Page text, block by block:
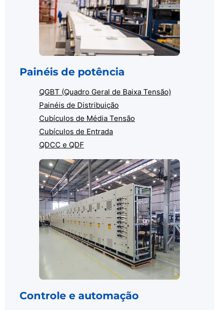
Painéis de potência
QGBT (Quadro Geral de Baixa Tensão)
Painéis de Distribuição
Cubículos de Média Tensão
Cubículos de Entrada
QDCC e QDF
Controle e automação